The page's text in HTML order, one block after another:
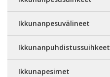
Ikkunanpesuvälineet
Ikkunanpuhdistussuihkeet
Ikkunapesimet